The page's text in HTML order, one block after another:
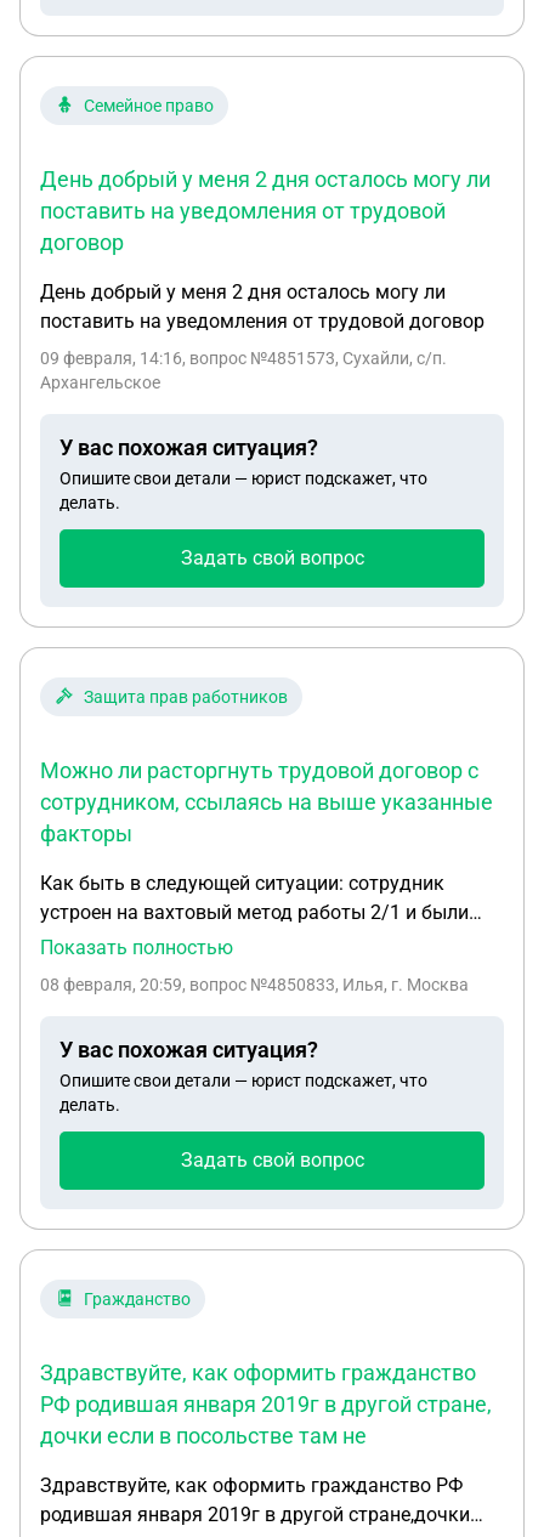
Семейное право
День добрый у меня 2 дня осталось могу ли
поставить на уведомления от трудовой
договор
День добрый у меня 2 дня осталось могу ли
поставить на уведомления от трудовой договор
09 февраля, 14:16, вопрос №4851573, Сухайли, с/п.
Архангельское
У вас похожая ситуация?
Опишите свои детали — юрист подскажет, что
делать.
Задать свой вопрос
Защита прав работников
Можно ли расторгнуть трудовой договор с
сотрудником, ссылаясь на выше указанные
факторы
Как быть в следующей ситуации: сотрудник
устроен на вахтовый метод работы 2/1 и были
невыхода на работу, которые отражены в
сотрудник протабелирован в эти дни. В следствии
трудовую инспекцию, выставили счёт в 2240000
р. При этом сотрудник работает в другой
организации не официально, в период пока его не
инспекцию ему позвонил работодатель и
выехать на работу. Сотрудник отказался, сказав
расторгнуть трудовой договор с сотрудником,
выполнять свои обязанности сотрудником
служебными записками от коллег?
Показать полностью
08 февраля, 20:59, вопрос №4850833, Илья, г. Москва
У вас похожая ситуация?
Опишите свои детали — юрист подскажет, что
делать.
Задать свой вопрос
Гражданство
Здравствуйте, как оформить гражданство
РФ родившая января 2019г в другой стране,
дочки если в посольстве там не
Здравствуйте, как оформить гражданство РФ
родившая января 2019г в другой стране,дочки